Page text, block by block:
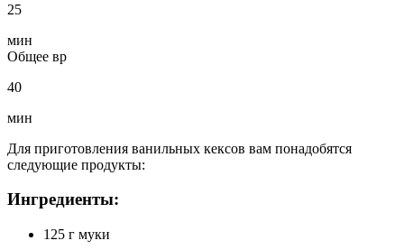
25
мин
Общее вр
40
мин
Для приготовления ванильных кексов вам понадобятся
следующие продукты:
Ингредиенты:
125 г муки